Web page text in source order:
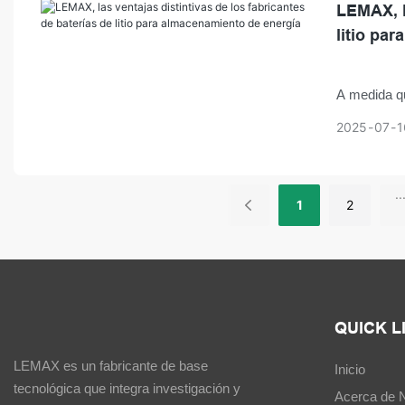
litio
A medida
2025 07
1 2
...
LEMAX es un fabricante de base
tecnológica que integra investigación y
QUICK
Inicio
Acerca de